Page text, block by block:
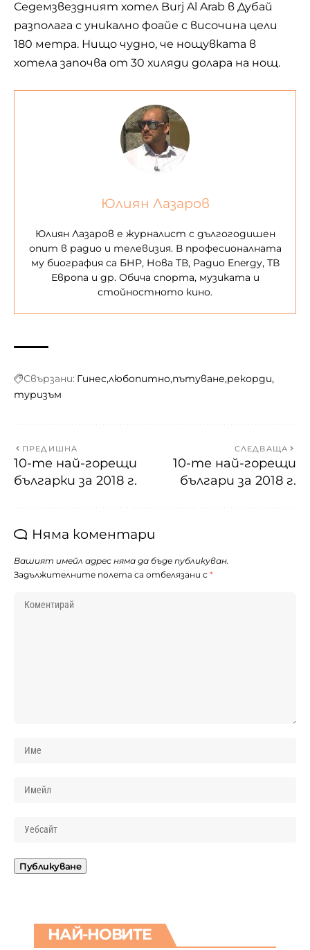
Седемзвездният хотел Burj Al Arab в Дубай
разполага с уникално фоайе с височина цели
180 метра. Нищо чудно, че нощувката в
хотела започва от 30 хиляди долара на нощ.
Юлиян Лазаров
Юлиян Лазаров е журналист с дългогодишен
опит в радио и телевизия. В професионалната
му биография са БНР, Нова ТВ, Радио Energy, ТВ
Европа и др. Обича спорта, музиката и
стойностното кино.
Свързани: Гинеслюбопитно пътуване рекорди
туризъм
ПРЕДИШНА
10-те най-горещи
българки за 2018 г.
СЛЕДВАЩА
10-те най-горещи
българи за 2018 г.
Няма коментари
Вашият имейл адрес няма да бъде публикуван.
Задължителните полета са отбелязани с *
НАЙ-НОВИТЕ